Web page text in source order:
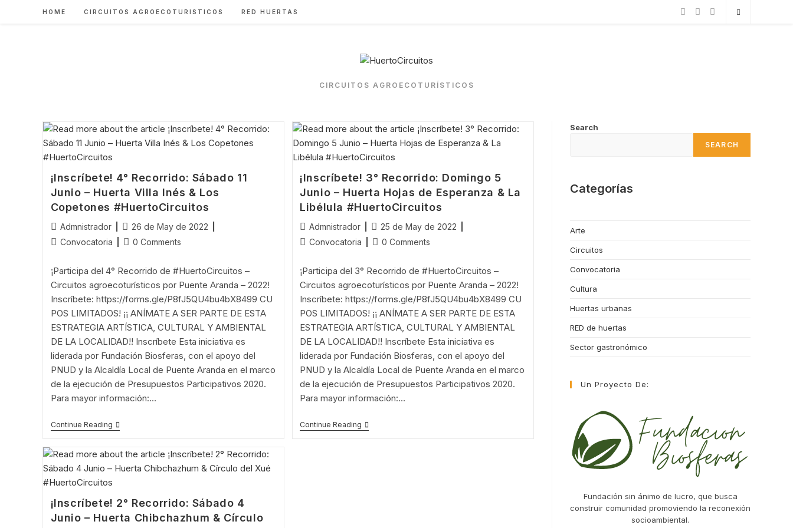
HOME CIRCUITOS AGROECOTURISTICOS RED HUERTAS
CIRCUITOS AGROECOTURÍSTICOS
¡Inscríbete! 4° Recorrido: Sábado 11
Junio – Huerta Villa Inés & Los
Copetones #HuertoCircuitos
Post
author:
Admnistrador
Post
published:
26 de May de 2022
PostConvocatoria
Post0 Comments
¡Participa del 4° Recorrido de #HuertoCircuitos –
Circuitos agroecoturísticos por Puente Aranda – 2022!
Inscríbete: https://forms.gle/P8fJ5QU4bu4bX8499 CU
POS LIMITADOS! ¡¡ ANÍMATE A SER PARTE DE ESTA
ESTRATEGIA ARTÍSTICA, CULTURAL Y AMBIENTAL
DE LA LOCALIDAD!! Inscríbete Esta iniciativa es
liderada por Fundación Biosferas, con el apoyo del
PNUD y la Alcaldía Local de Puente Aranda en el marco
de la ejecución de Presupuestos Participativos 2020.
Para mayor información:…
Continue Reading¡Inscríbete!
4°
Sábado
Junio
–
Villa
Inés
&
¡Inscríbete! 3° Recorrido: Domingo 5
Junio – Huerta Hojas de Esperanza & La
Libélula #HuertoCircuitos
Post
author:
Admnistrador
Post
published:
25 de May de 2022
PostConvocatoria
Post0 Comments
¡Participa del 3° Recorrido de #HuertoCircuitos –
Circuitos agroecoturísticos por Puente Aranda – 2022!
Inscríbete: https://forms.gle/P8fJ5QU4bu4bX8499 CU
POS LIMITADOS! ¡¡ ANÍMATE A SER PARTE DE ESTA
ESTRATEGIA ARTÍSTICA, CULTURAL Y AMBIENTAL
DE LA LOCALIDAD!! Inscríbete Esta iniciativa es
liderada por Fundación Biosferas, con el apoyo del
PNUD y la Alcaldía Local de Puente Aranda en el marco
de la ejecución de Presupuestos Participativos 2020.
Para mayor información:…
Continue Reading ¡Inscríbete!
3°
¡Inscríbete! 2° Recorrido: Sábado 4
Junio – Huerta Chibchazhum & Círculo
Search
SEARCH
Categorías
Arte
Circuitos
Convocatoria
Cultura
Huertas urbanas
RED de huertas
Sector gastronómico
Un Proyecto De:
Fundación sin ánimo de lucro, que busca
construir comunidad promoviendo la reconexión
socioambiental.